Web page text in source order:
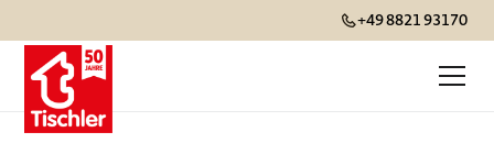
+49 8821 93170